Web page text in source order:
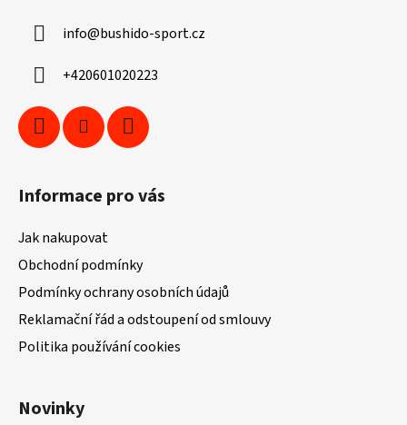
info@bushido-sport.cz
+420601020223
Informace pro vás
Jak nakupovat
Obchodní podmínky
Podmínky ochrany osobních údajů
Reklamační řád a odstoupení od smlouvy
Politika používání cookies
Novinky